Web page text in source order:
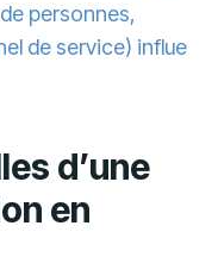
personnes,
de service) influe
d’une
en